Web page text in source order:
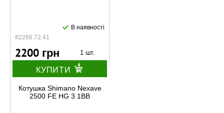
#2266.72.41
В наявності
2200 грн 1 шт.
КУПИТИ
Котушка Shimano Nexave
2500 FE HG 3 1BB